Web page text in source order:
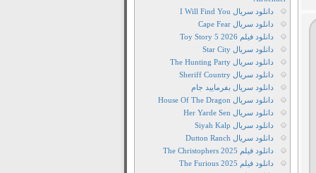
Children
دانلود
انیمیشن
2015
Birdboy
The
Forgotten
Children
دانلود
انیمیشن
بردبوی
دانلود سریال I Will Find You
دانلود سریال Cape Fear
دانلود فیلم Toy Story 5 2026
دانلود سریال Star City
دانلود سریال The Hunting Party
دانلود سریال Sheriff Country
دانلود سریال بفرمایید جام
دانلود سریال House Of The Dragon
دانلود سریال Her Yarde Sen
دانلود سریال Siyah Kalp
دانلود سریال Dutton Ranch
دانلود فیلم The Christophers 2025
دانلود فیلم The Furious 2025